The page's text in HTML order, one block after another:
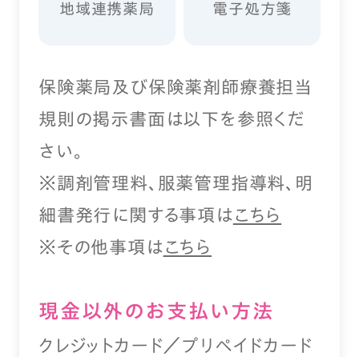
地域連携薬局 電子処方箋
保険薬局及び保険薬剤師療養担当
規則の掲示書面は以下を参照くだ
さい。
※調剤管理料、服薬管理指導料、明
細書発行に関する事項は こちら
※その他事項は こちら
現⾦以外のお⽀払い⽅法
クレジットカード／プリペイドカード